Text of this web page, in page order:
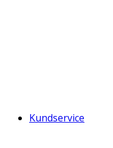
Kundservice